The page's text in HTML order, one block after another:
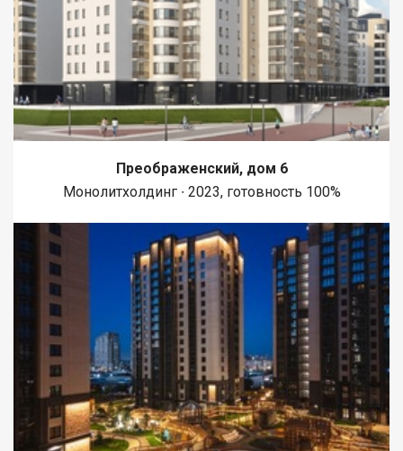
Преображенский, дом 6
Монолитхолдинг ∙ 2023, готовность 100%